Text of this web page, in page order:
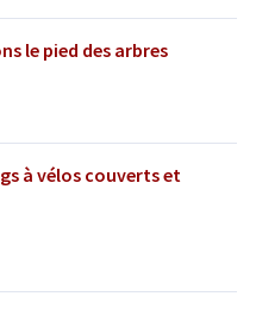
le pied des arbres
à vélos couverts et